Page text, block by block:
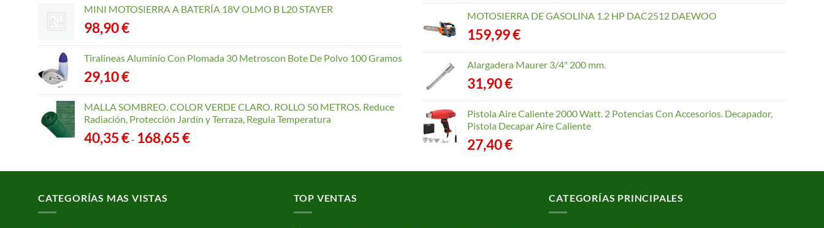
MINI MOTOSIERRA A BATERÍA 18V OLMO B L20 STAYER
98,90€
Tiralineas Aluminio Con Plomada 30 Metroscon Bote De Polvo 100 Gramos
29,10€
MALLA SOMBREO. COLOR VERDE CLARO. ROLLO 50 METROS. Reduce
Radiación, Protección Jardín y Terraza, Regula Temperatura
40,35€- 168,65€Rango
desde
precios:
168,65 €
MOTOSIERRA DE GASOLINA 1.2 HP DAC2512 DAEWOO
159,99€
Alargadera Maurer 3/4" 200 mm.
31,90€
Pistola Aire Caliente 2000 Watt. 2 Potencias Con Accesorios. Decapador,
Pistola Decapar Aire Caliente
27,40€
CATEGORÍAS MAS VISTAS TOP VENTAS CATEGORÍAS PRINCIPALES